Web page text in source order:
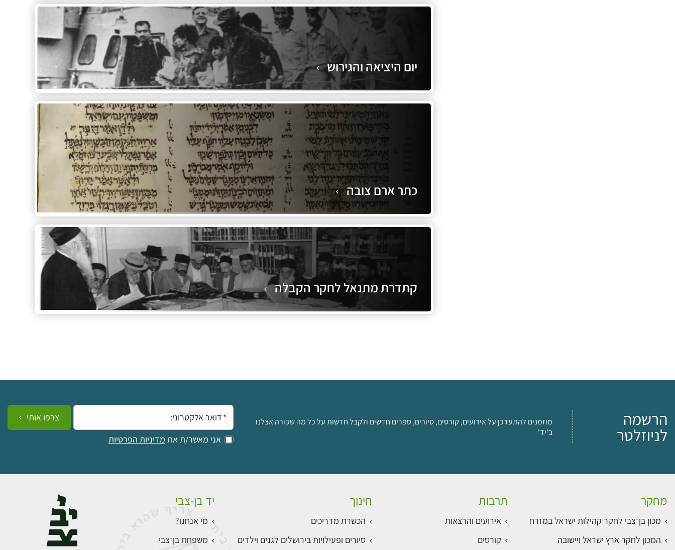
יום היציאה והגירוש
כתר ארם צובה
קתדרת מתנאל לחקר הקבלה
הרשמה
לניוזלטר
מוזמנים להתעדכן על אירועים, קורסים, סיורים, ספרים חדשים ולקבל חדשות על כל מה שקורה אצלנו
ב'יד'
אימייל:
אני מאשר/ת את מדיניות הפרטיות
צרפו אותי
מחקר
מכון בן־צבי לחקר קהילות ישראל במזרח
המכון לחקר ארץ ישראל ויישובה
תרבות
אירועים והרצאות
קורסים
חינוך
הכשרת מדריכים
סיורים ופעילויות בירושלים לגנים וילדים
יד בן-צבי
מי אנחנו?
משפחת בן־צבי